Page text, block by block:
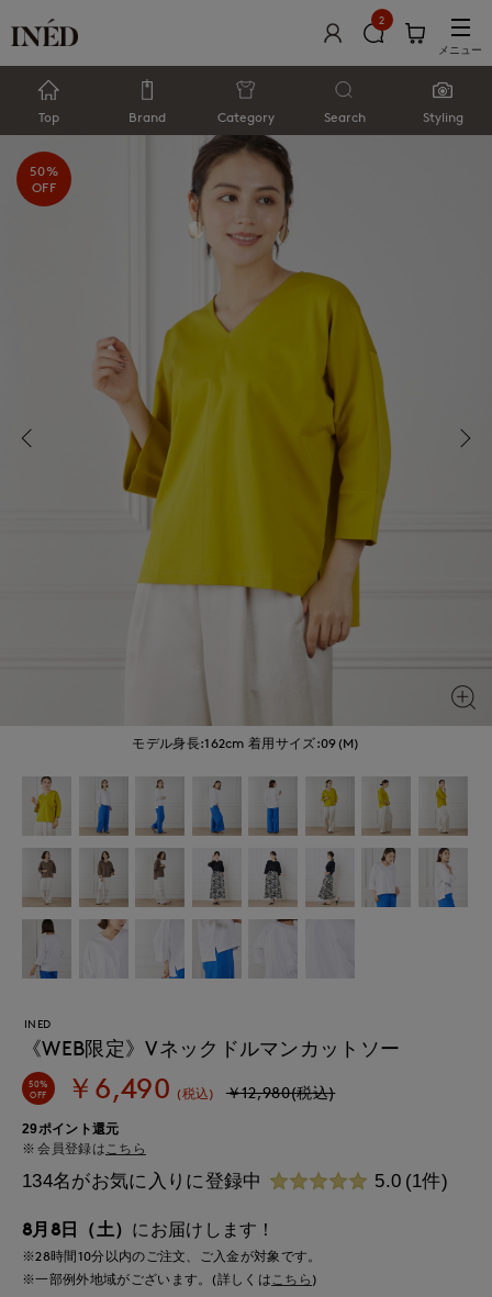
2
メニュー
Top Brand Category Search Styling
モデル身長:162cm 着用サイズ:09(M)
50%
OFF
INED
《WEB限定》Vネックドルマンカットソー
50%
OFF ￥6,490 (税込) ￥12,980(税込)
29ポイント還元
会員登録はこちら
134名がお気に入りに登録中 5.0 (1件)
8月8日（土） にお届けします！
※28時間10分以内のご注文、ご入金が対象です。
※一部例外地域がございます。(詳しくは こちら )